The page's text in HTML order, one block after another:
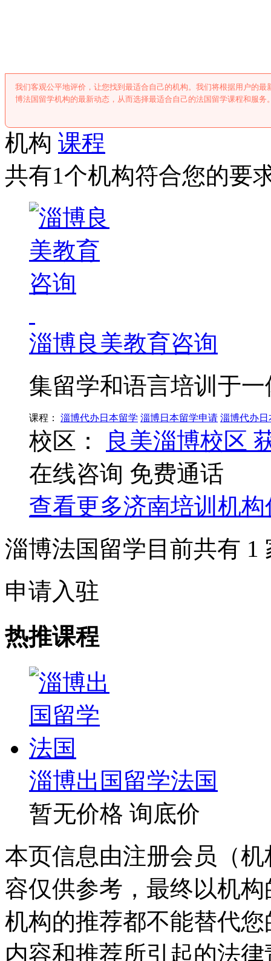
我们客观公平地评价，让您找到最适合自己的机构。我们将根据用户的
博法国留学机构的最新动态，从而选择最适合自己的法国留学课程和服务
机构 课程
共有1个机构符合您的要
淄博良美教育咨询
集留学和语言培训于一
课程： 淄博代办日本留学 淄博日本留学申请 淄博代办日
校区： 良美淄博校区
在线咨询 免费通话
查看更多济南培训机构
淄博法国留学目前共有 1
申请入驻
热推课程
淄博出国留学法国
暂无价格 询底价
本页信息由注册会员（
容仅供参考，最终以机
机构的推荐都不能替代
内容和推荐所引起的法